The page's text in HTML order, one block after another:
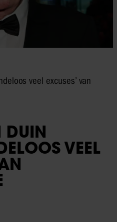
veel excuses’ van
DUIN
VEEL